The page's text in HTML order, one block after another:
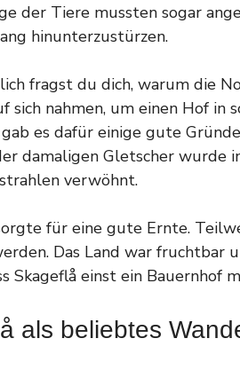
der Tiere mussten sogar
hinunterzustürzen.
fragst du dich, warum die
sich nahmen, um einen Hof in
es dafür einige gute
damaligen Gletscher wurde
verwöhnt.
für eine gute Ernte.
Das Land war fruchtbar
Skageflå einst ein Bauernhof
als beliebtes